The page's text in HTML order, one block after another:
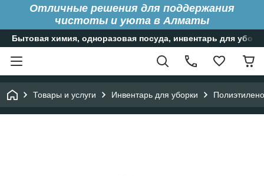
Отличные решения для поддержания
чистоты и уюта в Алматы
Бытовая химия, одноразовая посуда, инвентарь для
Товары и услуги Инвентарь для уборки